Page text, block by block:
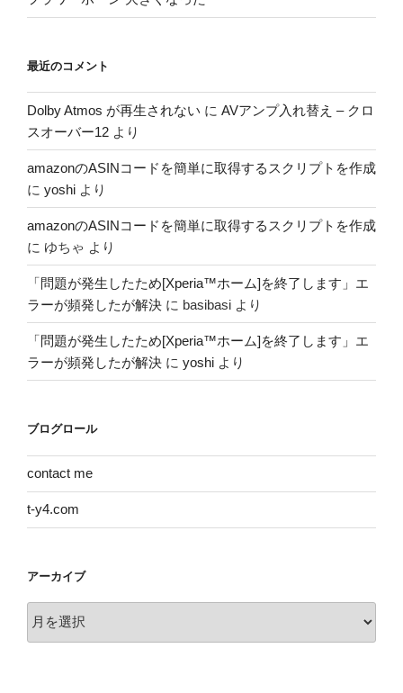
最近のコメント
Dolby Atmos が再生されない に AVアンプ入れ替え – クロ
スオーバー12 より
amazonのASINコードを簡単に取得するスクリプトを作成
に yoshi より
amazonのASINコードを簡単に取得するスクリプトを作成
に ゆちゃ より
「問題が発生したため[Xperia™ホーム]を終了します」エ
ラーが頻発したが解決 に basibasi より
「問題が発生したため[Xperia™ホーム]を終了します」エ
ラーが頻発したが解決 に yoshi より
ブログロール
contact me
t-y4.com
アーカイブ
ー